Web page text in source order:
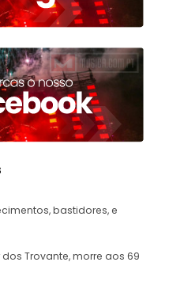
bastidores, e
Trovante, morre aos 69